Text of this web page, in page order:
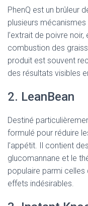
PhenQ est un brûleur
plusieurs
l’extrait de poivre
combustion des
produit est souvent
des résultats visibles
2. LeanBean
Destiné
formulé pour réduire
l’appétit. Il contient
glucomannane et le
populaire parmi celles
effets indésirables.